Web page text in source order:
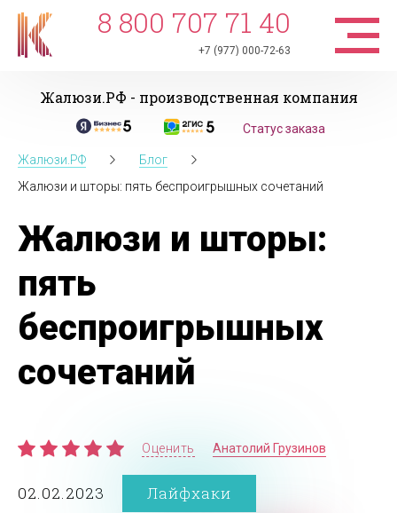
8 800 707 71 40
+7 (977) 000-72-63
Жалюзи.РФ - производственная компания
Статус заказа
Жалюзи.РФ
Блог
Жалюзи и шторы: пять беспроигрышных сочетаний
Жалюзи и шторы:
пять
беспроигрышных
сочетаний
Оценить Анатолий Грузинов
02.02.2023 Лайфхаки